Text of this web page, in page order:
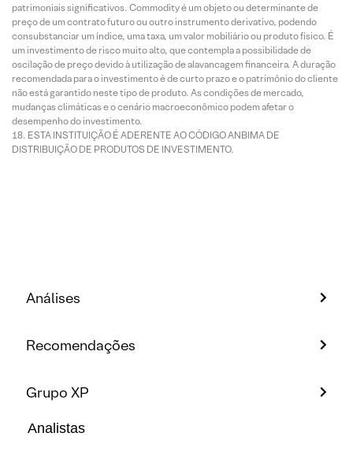
patrimoniais significativos. Commodity é um objeto ou determinante de
preço de um contrato futuro ou outro instrumento derivativo, podendo
consubstanciar um índice, uma taxa, um valor mobiliário ou produto físico. É
um investimento de risco muito alto, que contempla a possibilidade de
oscilação de preço devido à utilização de alavancagem financeira. A duração
recomendada para o investimento é de curto prazo e o patrimônio do cliente
não está garantido neste tipo de produto. As condições de mercado,
mudanças climáticas e o cenário macroeconômico podem afetar o
desempenho do investimento.
ESTA INSTITUIÇÃO É ADERENTE AO CÓDIGO ANBIMA DE
DISTRIBUIÇÃO DE PRODUTOS DE INVESTIMENTO.
Análises
Recomendações
Grupo XP
Analistas